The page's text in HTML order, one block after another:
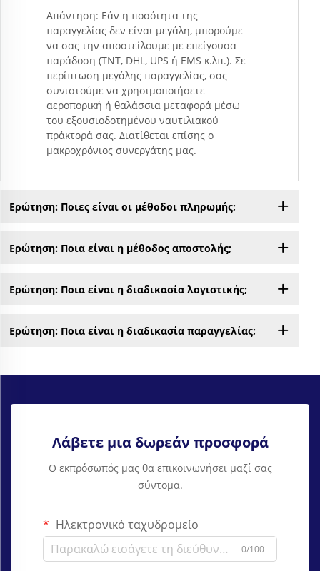
Απάντηση: Εάν η ποσότητα της
παραγγελίας δεν είναι μεγάλη, μπορούμε
να σας την αποστείλουμε με επείγουσα
παράδοση (TNT, DHL, UPS ή EMS κ.λπ.). Σε
περίπτωση μεγάλης παραγγελίας, σας
συνιστούμε να χρησιμοποιήσετε
αεροπορική ή θαλάσσια μεταφορά μέσω
του εξουσιοδοτημένου ναυτιλιακού
πράκτορά σας. Διατίθεται επίσης ο
μακροχρόνιος συνεργάτης μας.
Ερώτηση: Ποιες είναι οι μέθοδοι πληρωμής;
Ερώτηση: Ποια είναι η μέθοδος αποστολής;
Ερώτηση: Ποια είναι η διαδικασία λογιστικής;
Ερώτηση: Ποια είναι η διαδικασία παραγγελίας;
Λάβετε μια δωρεάν προσφορά
Ο εκπρόσωπός μας θα επικοινωνήσει μαζί σας
σύντομα.
Ηλεκτρονικό ταχυδρομείο
0/100